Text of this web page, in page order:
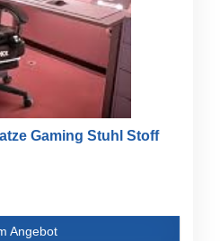
Gaming Stuhl Stoff
Angebot